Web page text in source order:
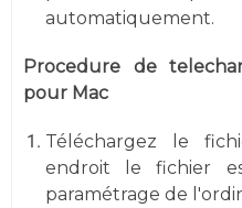
automatiquement.
Procedure de
pour Mac
Téléchargez le
endroit le fichier
paramétrage de